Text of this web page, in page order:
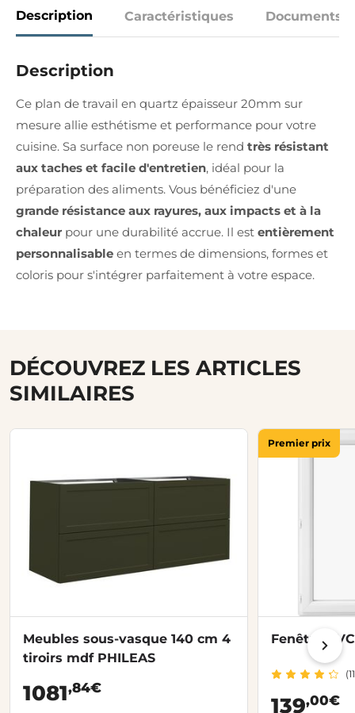
Description Caractéristiques Documents
Description
Ce plan de travail en quartz épaisseur 20mm sur
mesure allie esthétisme et performance pour votre
cuisine. Sa surface non poreuse le rend très résistant
aux taches et facile d'entretien, idéal pour la
préparation des aliments. Vous bénéficiez d'une
grande résistance aux rayures, aux impacts et à la
chaleur pour une durabilité accrue. Il est entièrement
personnalisable en termes de dimensions, formes et
coloris pour s'intégrer parfaitement à votre espace.
DÉCOUVREZ LES ARTICLES
SIMILAIRES
Meubles sous-vasque 140 cm 4
tiroirs mdf PHILEAS
1081,84€
Premier prix
Fenêtre
139,00€